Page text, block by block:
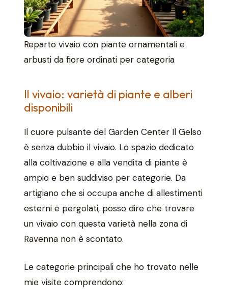
Reparto vivaio con piante ornamentali e
arbusti da fiore ordinati per categoria
Il vivaio: varietà di piante e alberi
disponibili
Il cuore pulsante del Garden Center Il Gelso
è senza dubbio il vivaio. Lo spazio dedicato
alla coltivazione e alla vendita di piante è
ampio e ben suddiviso per categorie. Da
artigiano che si occupa anche di allestimenti
esterni e pergolati, posso dire che trovare
un vivaio con questa varietà nella zona di
Ravenna non è scontato.
Le categorie principali che ho trovato nelle
mie visite comprendono: